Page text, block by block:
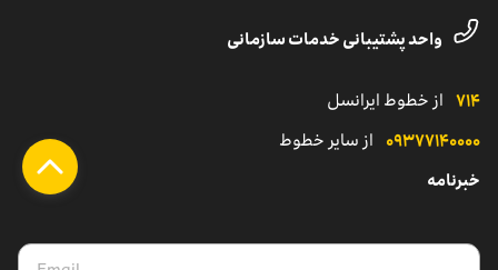
نمایندگی
داستان موفقیت
واحد پشتیبانی خدمات سازمانی
۷۱۴ از خطوط ایرانسل
۰۹۳۷۷۱۴۰۰۰۰ از سایر خطوط
خبرنامه